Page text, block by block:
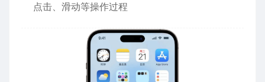
点击、滑动等操作过程